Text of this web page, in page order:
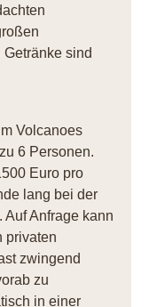
sind
Volcanoes
6 Personen.
Euro pro
lang bei der
Anfrage kann
privaten
zwingend
zu
in einer